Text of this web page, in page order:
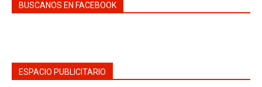
BUSCANOS EN FACEBOOK
ESPACIO PUBLICITARIO